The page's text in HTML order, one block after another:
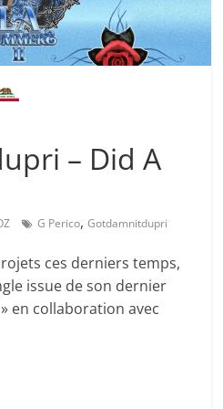
– Did A
G Perico,Gotdamnitdupri
ces derniers temps,
issue de son dernier
» en collaboration avec